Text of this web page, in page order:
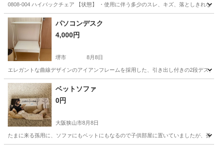
0808-004 ハイバックチェア 【状態】 ・使用に伴う多少のスレ、キズ、落としきれ
大阪 豊中市 椅子 現地
パソコンデスク
4,000円
堺市 8月8日
エレガントな曲線デザインのアイアンフレームを採用した、引き出し付きの2段デス
大阪 堺市 収納家具
ベットソファ
0円
大阪狭山市8月8日
たまに来る孫用に、ソファにもベットにもなるので子供部屋に置いていましたが、孫